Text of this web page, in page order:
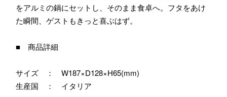
をアルミの鍋にセットし、そのまま食卓へ。フタをあけ
た瞬間、ゲストもきっと喜ぶはず。
■ 商品詳細
サイズ ： W187×D128×H65(mm)
生産国 ： イタリア